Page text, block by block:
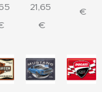
21,65
€
€